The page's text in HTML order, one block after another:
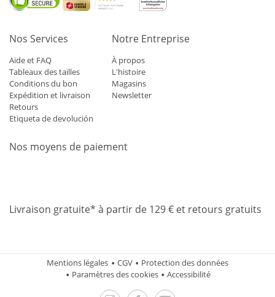
Nos Services
Aide et FAQ
Tableaux des tailles
Conditions du bon
Expédition et livraison
Retours
Etiqueta de devolución
Notre Entreprise
À propos
L'histoire
Magasins
Newsletter
Nos moyens de paiement
Livraison gratuite* à partir de 129 € et retours gratuits
Mentions légales CGV
Protection des données
Paramètres des cookies
Accessibilité